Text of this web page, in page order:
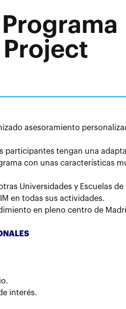
Project
asesoramiento
tengan una
con unas características
Universidades y Escuelas
en todas sus actividades.
en pleno centro de
interés.